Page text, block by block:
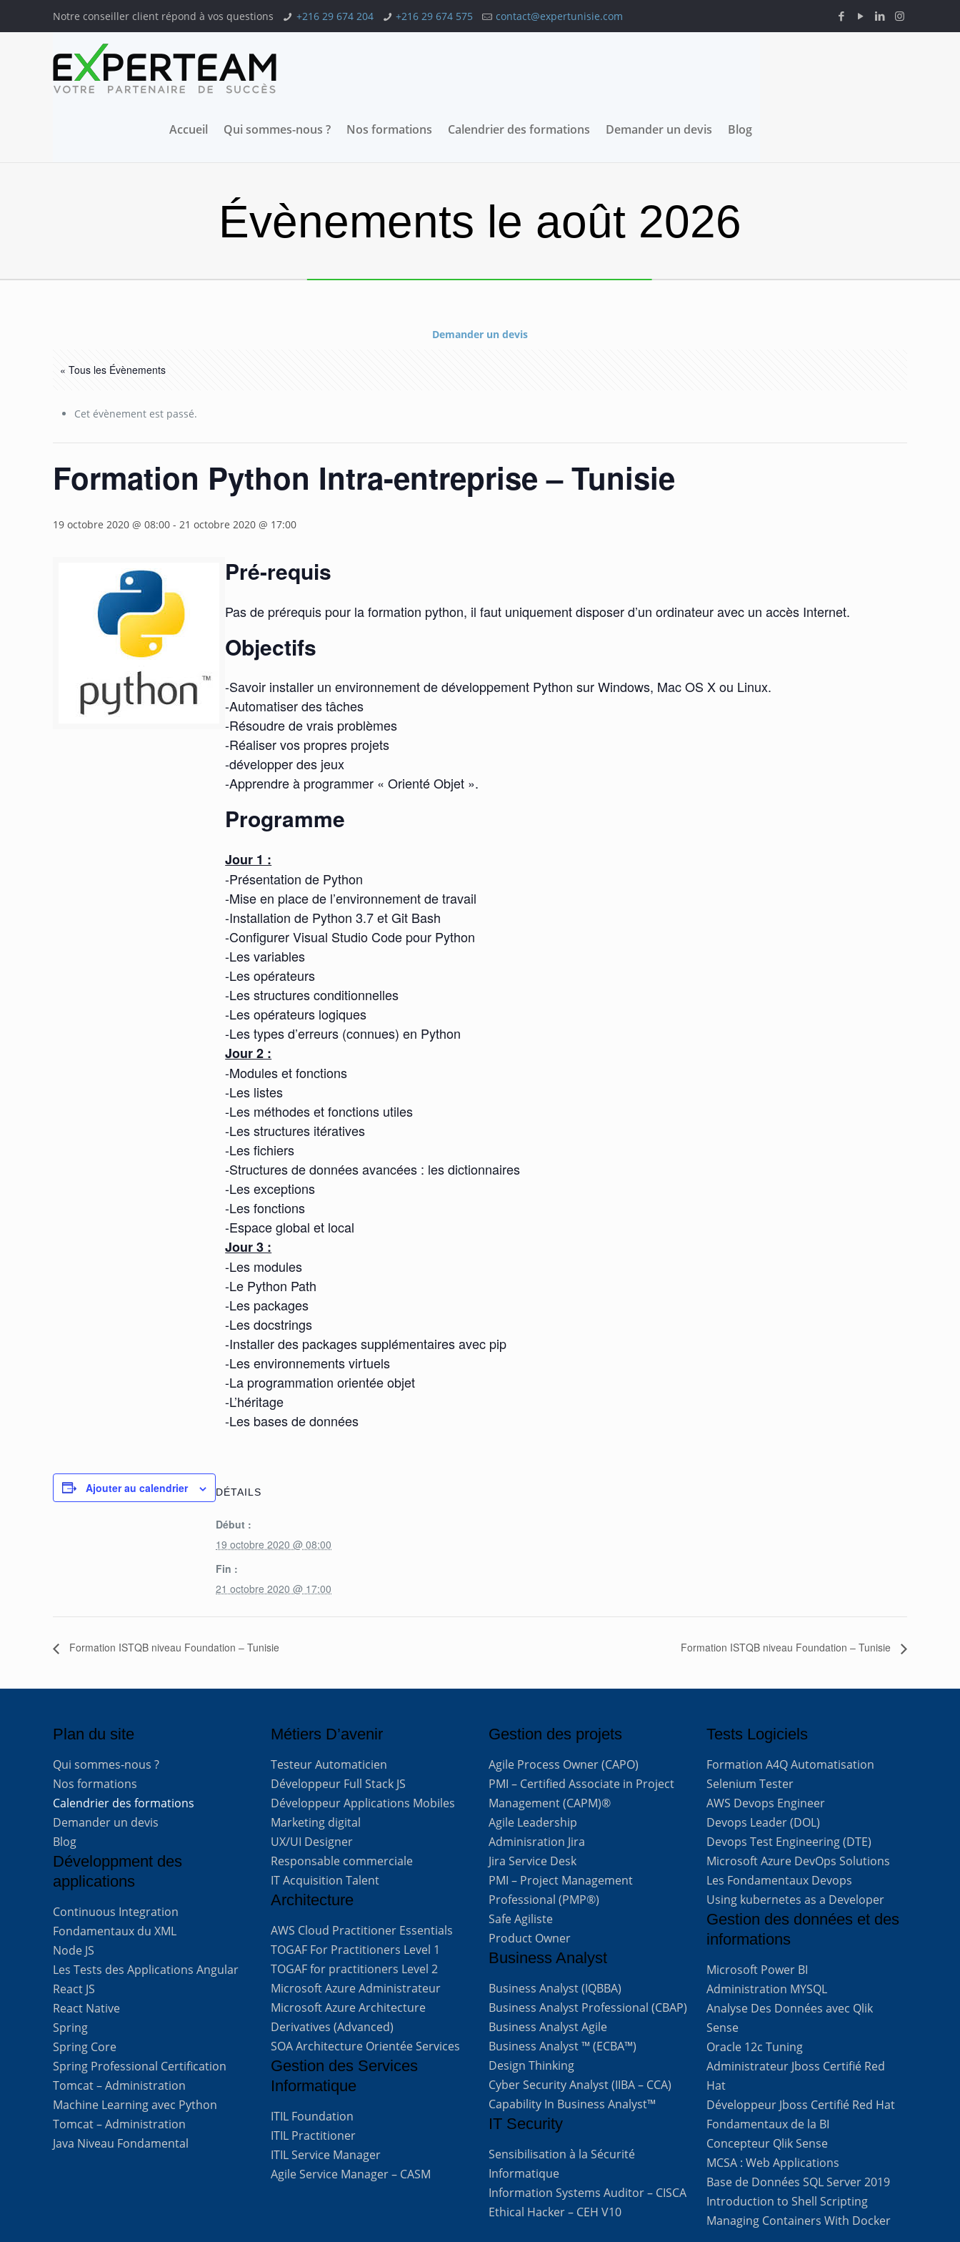
Notre conseiller client répond à vos questions +216 29 674 204 +216 29 674 575 contact@expertunisie.com
Accueil Qui sommes-nous ? Nos formations Calendrier des formations Demander un devis Blog
Évènements le août 2026
Demander un devis
« Tous les Évènements
Cet évènement est passé.
Formation Python Intra-entreprise – Tunisie
19 octobre 2020 @ 08:00 -21 octobre 2020 @ 17:00
Pré-requis
Pas de prérequis pour la formation python, il faut uniquement disposer d’un ordinateur avec un accès Internet.
Objectifs
-Savoir installer un environnement de développement Python sur Windows, Mac OS X ou Linux.
-Automatiser des tâches
-Résoudre de vrais problèmes
-Réaliser vos propres projets
-développer des jeux
-Apprendre à programmer « Orienté Objet ».
Programme
Jour 1 :
-Présentation de Python
-Mise en place de l’environnement de travail
-Installation de Python 3.7 et Git Bash
-Configurer Visual Studio Code pour Python
-Les variables
-Les opérateurs
-Les structures conditionnelles
-Les opérateurs logiques
-Les types d’erreurs (connues) en Python
Jour 2 :
-Modules et fonctions
-Les listes
-Les méthodes et fonctions utiles
-Les structures itératives
-Les fichiers
-Structures de données avancées : les dictionnaires
-Les exceptions
-Les fonctions
-Espace global et local
Jour 3 :
-Les modules
-Le Python Path
-Les packages
-Les docstrings
-Installer des packages supplémentaires avec pip
-Les environnements virtuels
-La programmation orientée objet
-L’héritage
-Les bases de données
Ajouter au calendrier DÉTAILS
Début :
19 octobre 2020 @ 08:00
Fin :
21 octobre 2020 @ 17:00
Formation ISTQB niveau Foundation – Tunisie Formation ISTQB niveau Foundation – Tunisie
Plan du site
Qui sommes-nous ?
Nos formations
Calendrier des formations
Demander un devis
Blog
Développment des
applications
Continuous Integration
Fondamentaux du XML
Node JS
Les Tests des Applications Angular
React JS
React Native
Spring
Spring Core
Spring Professional Certification
Tomcat – Administration
Machine Learning avec Python
Tomcat – Administration
Java Niveau Fondamental
Métiers D’avenir
Testeur Automaticien
Développeur Full Stack JS
Développeur Applications Mobiles
Marketing digital
UX/UI Designer
Responsable commerciale
IT Acquisition Talent
Architecture
AWS Cloud Practitioner Essentials
TOGAF For Practitioners Level 1
TOGAF for practitioners Level 2
Microsoft Azure Administrateur
Microsoft Azure Architecture
Derivatives (Advanced)
SOA Architecture Orientée Services
Gestion des Services
Informatique
ITIL Foundation
ITIL Practitioner
ITIL Service Manager
Agile Service Manager – CASM
Gestion des projets
Agile Process Owner (CAPO)
PMI – Certified Associate in Project
Management (CAPM)®
Agile Leadership
Adminisration Jira
Jira Service Desk
PMI – Project Management
Professional (PMP®)
Safe Agiliste
Product Owner
Business Analyst
Business Analyst (IQBBA)
Business Analyst Professional (CBAP)
Business Analyst Agile
Business Analyst ™ (ECBA™)
Design Thinking
Cyber Security Analyst (IIBA – CCA)
Capability In Business Analyst™
IT Security
Sensibilisation à la Sécurité
Informatique
Information Systems Auditor – CISCA
Ethical Hacker – CEH V10
Tests Logiciels
Formation A4Q Automatisation
Selenium Tester
AWS Devops Engineer
Devops Leader (DOL)
Devops Test Engineering (DTE)
Microsoft Azure DevOps Solutions
Les Fondamentaux Devops
Using kubernetes as a Developer
Gestion des données et des
informations
Microsoft Power BI
Administration MYSQL
Analyse Des Données avec Qlik
Sense
Oracle 12c Tuning
Administrateur Jboss Certifié Red
Hat
Développeur Jboss Certifié Red Hat
Fondamentaux de la BI
Concepteur Qlik Sense
MCSA : Web Applications
Base de Données SQL Server 2019
Introduction to Shell Scripting
Managing Containers With Docker